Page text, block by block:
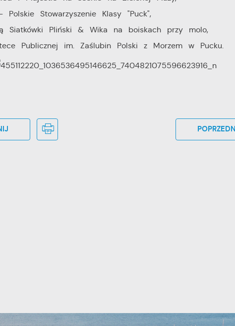
Stowarzyszenie Klasy "Puck",
Siatkówki Pliński & Wika na boiskach przy molo,
Publicznej im. Zaślubin Polski z Morzem w Pucku.
POPRZEDNI